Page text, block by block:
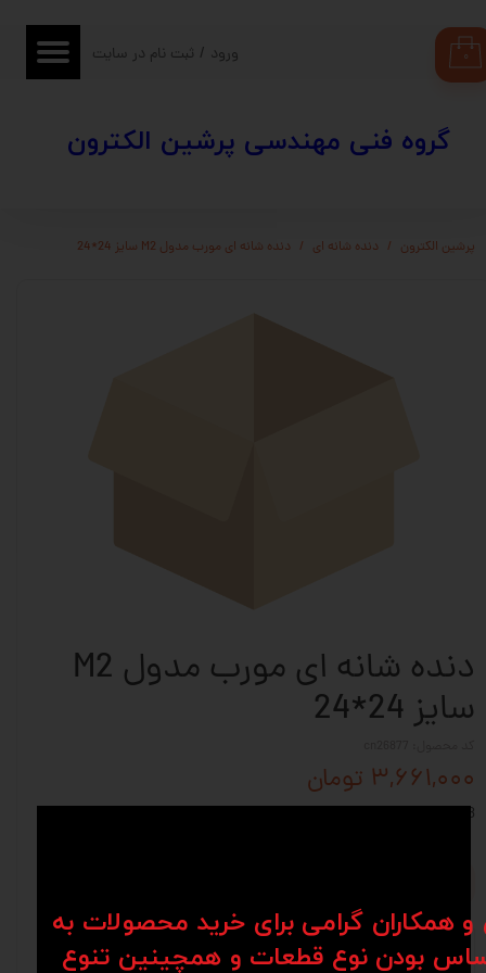
​​گروه فنی مهندسی پرشین الکترون
۰ ورود / ثبت نام در سایت
حساب کاربری من
سفارشات
پرشین الکترون دنده شانه ای دنده شانه ای مورب مدول M2 سایز 24*24
دنده شانه ای مورب مدول M2
سایز 24*24
۳,۶۶۱,۰۰۰ تومان
M2-24*24-DIN8
توضیحات نظرات
همکاران گرامی برای خرید محصولات به
بودن نوع قطعات و همچینین تنوع